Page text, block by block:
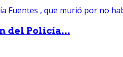
del Policía...